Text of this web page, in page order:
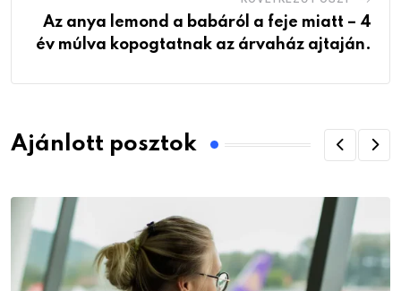
Az anya lemond a babáról a feje miatt – 4
év múlva kopogtatnak az árvaház ajtaján.
Ajánlott posztok